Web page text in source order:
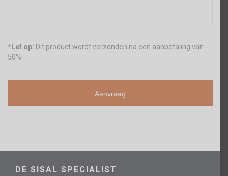
* Let op: Dit product wordt verzonden na een aanbetaling van
50%.
DE SISAL SPECIALIST